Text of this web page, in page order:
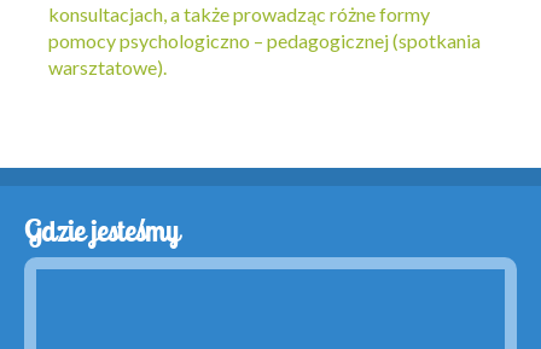
konsultacjach, a także prowadząc różne formy
pomocy psychologiczno – pedagogicznej (spotkania
warsztatowe).
Gdzie jesteśmy